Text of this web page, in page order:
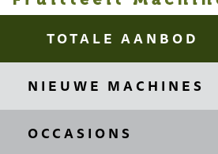
TOTALE AANBOD
NIEUWE MACHINES
OCCASIONS